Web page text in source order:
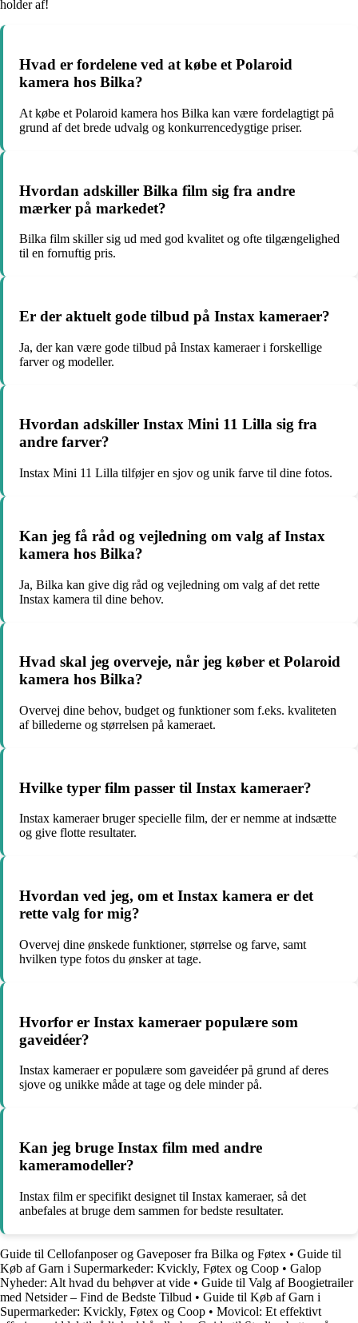
holder af!
Hvad er fordelene ved at købe et Polaroid
kamera hos Bilka?
At købe et Polaroid kamera hos Bilka kan være fordelagtigt på
grund af det brede udvalg og konkurrencedygtige priser.
Hvordan adskiller Bilka film sig fra andre
mærker på markedet?
Bilka film skiller sig ud med god kvalitet og ofte tilgængelighed
til en fornuftig pris.
Er der aktuelt gode tilbud på Instax kameraer?
Ja, der kan være gode tilbud på Instax kameraer i forskellige
farver og modeller.
Hvordan adskiller Instax Mini 11 Lilla sig fra
andre farver?
Instax Mini 11 Lilla tilføjer en sjov og unik farve til dine fotos.
Kan jeg få råd og vejledning om valg af Instax
kamera hos Bilka?
Ja, Bilka kan give dig råd og vejledning om valg af det rette
Instax kamera til dine behov.
Hvad skal jeg overveje, når jeg køber et Polaroid
kamera hos Bilka?
Overvej dine behov, budget og funktioner som f.eks. kvaliteten
af billederne og størrelsen på kameraet.
Hvilke typer film passer til Instax kameraer?
Instax kameraer bruger specielle film, der er nemme at indsætte
og give flotte resultater.
Hvordan ved jeg, om et Instax kamera er det
rette valg for mig?
Overvej dine ønskede funktioner, størrelse og farve, samt
hvilken type fotos du ønsker at tage.
Hvorfor er Instax kameraer populære som
gaveidéer?
Instax kameraer er populære som gaveidéer på grund af deres
sjove og unikke måde at tage og dele minder på.
Kan jeg bruge Instax film med andre
kameramodeller?
Instax film er specifikt designet til Instax kameraer, så det
anbefales at bruge dem sammen for bedste resultater.
Guide til Cellofanposer og Gaveposer fra Bilka og Føtex • Guide til
Køb af Garn i Supermarkeder: Kvickly, Føtex og Coop • Galop
Nyheder: Alt hvad du behøver at vide • Guide til Valg af Boogietrailer
med Netsider – Find de Bedste Tilbud • Guide til Køb af Garn i
Supermarkeder: Kvickly, Føtex og Coop • Movicol: Et effektivt